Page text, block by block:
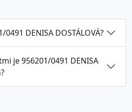
DENISA DOSTÁLOVÁ?
je 956201/0491 DENISA